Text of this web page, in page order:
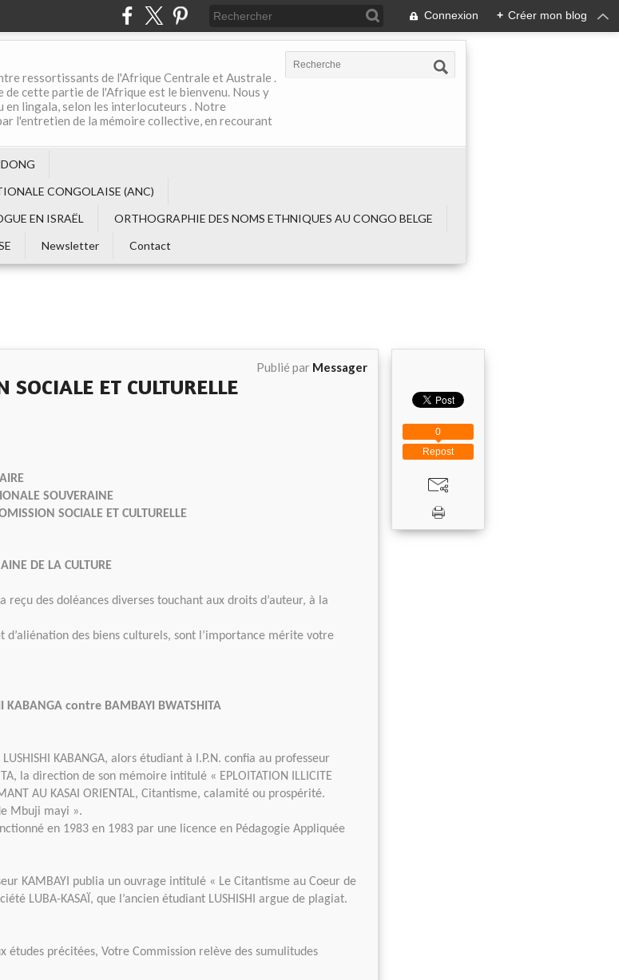
Connexion + Créer mon blog
ressortissants de l'Afrique Centrale et Australe .
cette partie de l'Afrique est le bienvenu. Nous y
lingala, selon les interlocuteurs . Notre
l'entretien de la mémoire collective, en recourant
CONGOLAISE (ANC)
EN ISRAËL
ORTHOGRAPHIE DES NOMS ETHNIQUES AU CONGO BELGE
Newsletter Contact
Publié par Messager
SOCIALE ET CULTURELLE
SOUVERAINE
SOCIALE ET CULTURELLE
DE LA CULTURE
reçu des doléances diverses touchant aux droits d’auteur, à la
d’aliénation des biens culturels, sont l’importance mérite votre
KABANGA contre BAMBAYI BWATSHITA
KABANGA, alors étudiant à I.P.N. confia au professeur
la direction de son mémoire intitulé « EPLOITATION ILLICITE
AU KASAI ORIENTAL, Citantisme, calamité ou prospérité.
Mbuji mayi ».
en 1983 en 1983 par une licence en Pédagogie Appliquée
KAMBAYI publia un ouvrage intitulé « Le Citantisme au Coeur de
LUBA-KASAÏ, que l’ancien étudiant LUSHISHI argue de plagiat.
études précitées, Votre Commission relève des sumulitudes
Repost
0